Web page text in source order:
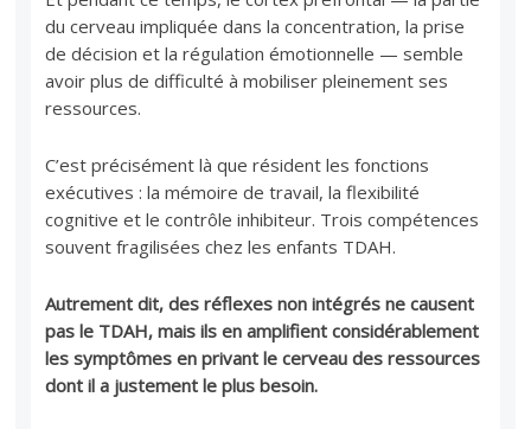
du cerveau impliquée dans la concentration, la prise
de décision et la régulation émotionnelle — semble
avoir plus de difficulté à mobiliser pleinement ses
ressources.
C’est précisément là que résident les fonctions
exécutives : la mémoire de travail, la flexibilité
cognitive et le contrôle inhibiteur. Trois compétences
souvent fragilisées chez les enfants TDAH.
Autrement dit, des réflexes non intégrés ne causent
pas le TDAH, mais ils en amplifient considérablement
les symptômes en privant le cerveau des ressources
dont il a justement le plus besoin.